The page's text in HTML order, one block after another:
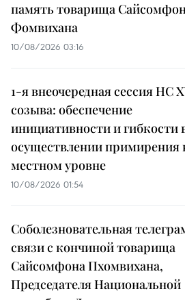
память товарища
Фомвихана
10/08/2026 03:16
1-я внеочередная сессия НС
созыва: обеспечение
инициативности и гибкости
осуществлении примирения
местном уровне
10/08/2026 01:54
Соболезновательная
связи с кончиной товарища
Сайсомфона Пхомвихана,
Председателя Национальной